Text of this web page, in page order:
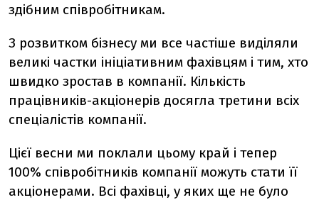
здібним співробітникам.
З розвитком бізнесу ми все частіше виділяли
великі частки ініціативним фахівцям і тим, хто
швидко зростав в компанії. Кількість
працівників-акціонерів досягла третини всіх
спеціалістів компанії.
Цієї весни ми поклали цьому край і тепер
100% співробітників компанії можуть стати її
акціонерами. Всі фахівці, у яких ще не було